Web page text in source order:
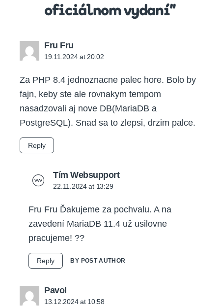
oficiálnom vydaní”
Fru Frusays:
19.11.2024 at 20:02
Za PHP 8.4 jednoznacne palec hore. Bolo by
fajn, keby ste ale rovnakym tempom
nasadzovali aj nove DB(MariaDB a
PostgreSQL). Snad sa to zlepsi, drzim palce.
Reply
Tím Websupportsays:
22.11.2024 at 13:29
Fru Fru Ďakujeme za pochvalu. A na
zavedení MariaDB 11.4 už usilovne
pracujeme! ??
Reply BY POST AUTHOR
Pavolsays:
13.12.2024 at 10:58